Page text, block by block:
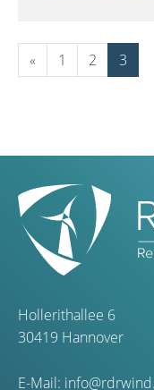
« 1 2 3
Hollerithallee 6
30419 Hannover
E-Mail: